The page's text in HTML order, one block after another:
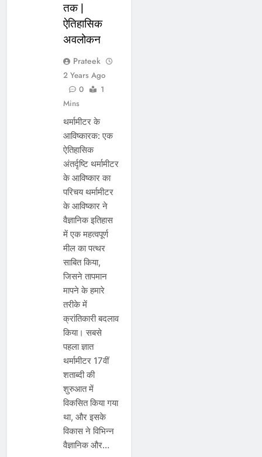
तक |
ऐतिहासिक
अवलोकन
Prateek
2 Years Ago
0
1
Mins
थर्मामीटर के
आविष्कारक: एक
ऐतिहासिक
अंतर्दृष्टि थर्मामीटर
के आविष्कार का
परिचय थर्मामीटर
के आविष्कार ने
वैज्ञानिक इतिहास
में एक महत्वपूर्ण
मील का पत्थर
साबित किया,
जिसने तापमान
मापने के हमारे
तरीके में
क्रांतिकारी बदलाव
किया। सबसे
पहला ज्ञात
थर्मामीटर 17वीं
शताब्दी की
शुरुआत में
विकसित किया गया
था, और इसके
विकास ने विभिन्न
वैज्ञानिक और…